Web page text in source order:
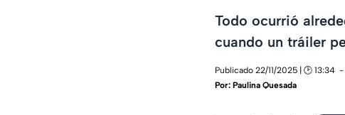
Todo ocurrió
cuando un tráiler
Publicado 22/11/2025 | 🕑 13:34
Por: Paulina Quesada